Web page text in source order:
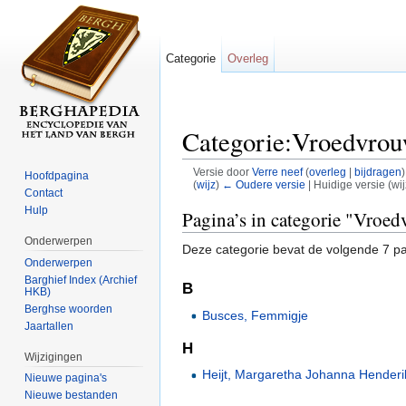
Versie door Verre neef (overleg bijdragen)
(wijz) ← Oudere versie | Huidige versie
Pagina’s in categorie
Deze categorie bevat de volgende 7
B
Busces, Femmigje
H
Heijt, Margaretha Johanna
Categorie Overleg
Hoofdpagina
Contact
Hulp
Onderwerpen
Onderwerpen
Barghief Index (Archief
HKB)
Berghse woorden
Jaartallen
Wijzigingen
Nieuwe pagina's
Nieuwe bestanden